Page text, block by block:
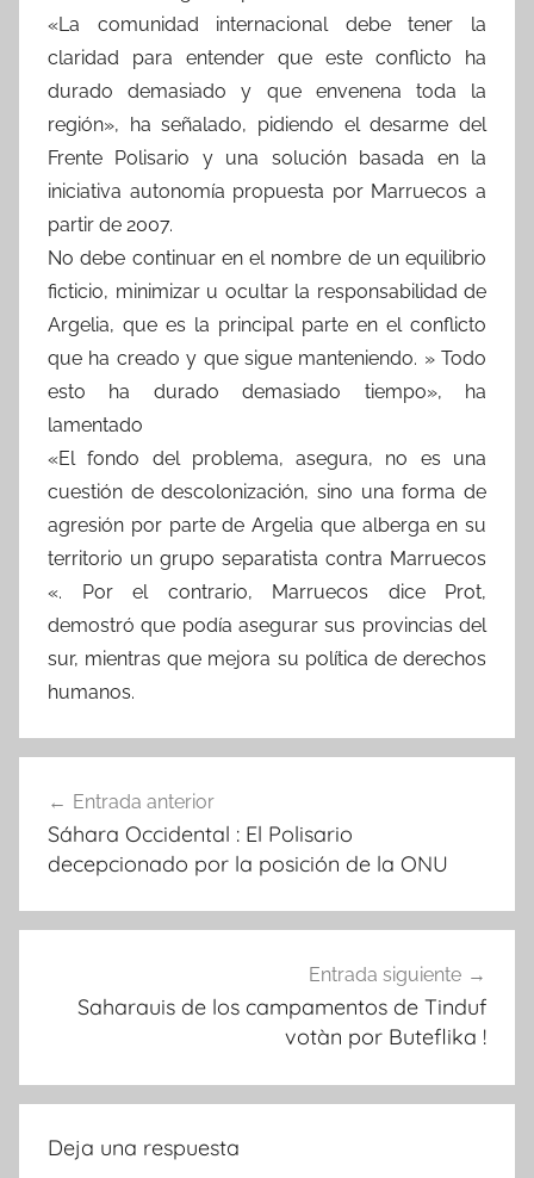
«La comunidad internacional debe tener la
claridad para entender que este conflicto ha
durado demasiado y que envenena toda la
región», ha señalado, pidiendo el desarme del
Frente Polisario y una solución basada en la
iniciativa autonomía propuesta por Marruecos a
partir de 2007.
No debe continuar en el nombre de un equilibrio
ficticio, minimizar u ocultar la responsabilidad de
Argelia, que es la principal parte en el conflicto
que ha creado y que sigue manteniendo. » Todo
esto ha durado demasiado tiempo», ha
lamentado
«El fondo del problema, asegura, no es una
cuestión de descolonización, sino una forma de
agresión por parte de Argelia que alberga en su
territorio un grupo separatista contra Marruecos
«. Por el contrario, Marruecos dice Prot,
demostró que podía asegurar sus provincias del
sur, mientras que mejora su política de derechos
humanos.
de
entradas
Entrada anterior
Sáhara Occidental : El Polisario
decepcionado por la posición de la ONU
Entrada siguiente
Saharauis de los campamentos de Tinduf
votàn por Buteflika !
Deja una respuesta